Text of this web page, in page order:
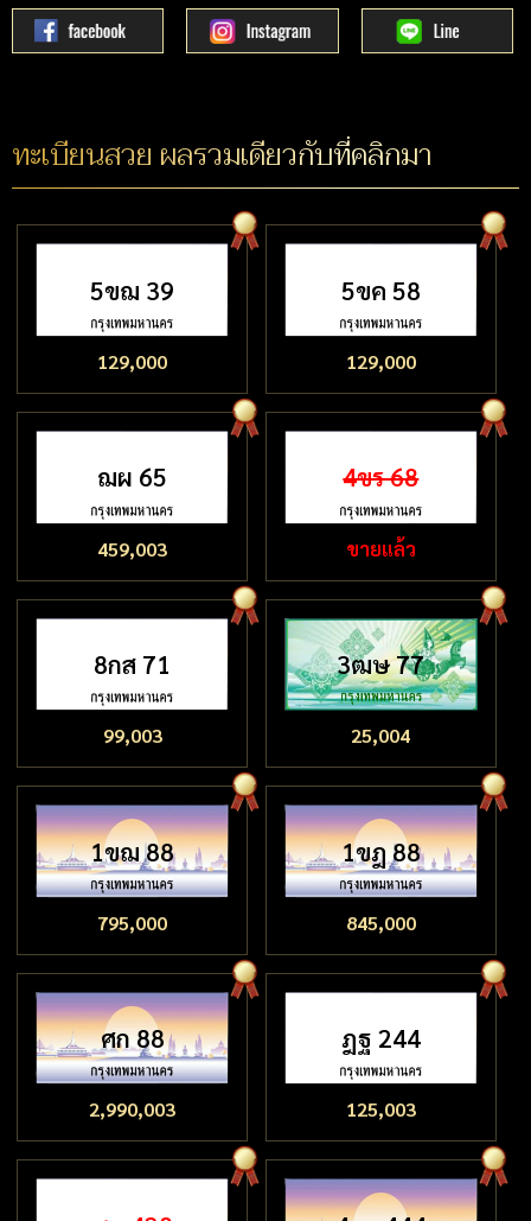
ทะเบียนสวย ผลรวมเดียวกับที่คลิกมา
5ขฌ 39
129,000
5ขค 58
129,000
ฌผ 65
459,003
4ขร 68
ขายแล้ว
8กส 71
99,003
3ฒษ 77
25,004
1ขฌ 88
795,000
1ขฎ 88
845,000
ศก 88
2,990,003
ฎฐ 244
125,003